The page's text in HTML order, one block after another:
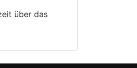
über das